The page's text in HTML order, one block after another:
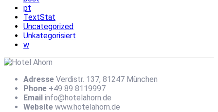
pt
TextStat
Uncategorized
Unkategorisiert
w
Adresse Verdistr. 137, 81247 München
Phone +49 89 8119997
Email info@hotelahorn.de
Website www.hotelahorn.de